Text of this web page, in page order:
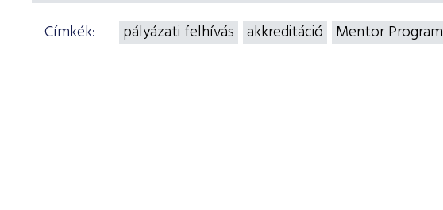
Címkék: pályázati felhívás akkreditáció Mentor Program